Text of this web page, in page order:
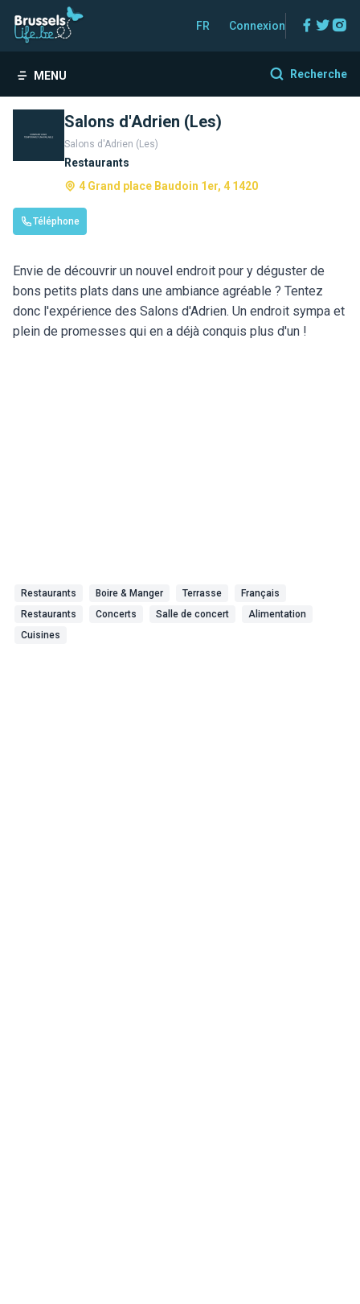
FR Connexion
MENU Recherche
Salons d'Adrien (Les)
Salons d'Adrien (Les)
Restaurants
4 Grand place Baudoin 1er, 4 1420
Téléphone
Envie de découvrir un nouvel endroit pour y déguster de
bons petits plats dans une ambiance agréable ? Tentez
donc l'expérience des Salons d'Adrien. Un endroit sympa et
plein de promesses qui en a déjà conquis plus d'un !
Restaurants Boire & Manger Terrasse
Français
Restaurants
Concerts Salle de concert
Alimentation
Cuisines